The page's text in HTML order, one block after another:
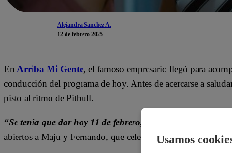
Alejandra Sanchez A.
12 de febrero 2025
En Arriba Mi Gente, el famoso empresario llegó para
conducción del programa de hoy. Antes de acercarse a
pisto al ritmo de Pitbull.
“Se tenía que dar hoy 11 de febrero, a vísperas del Día de
abiertos a Maju y Fernando, que celebraron su llegada.
Usamos